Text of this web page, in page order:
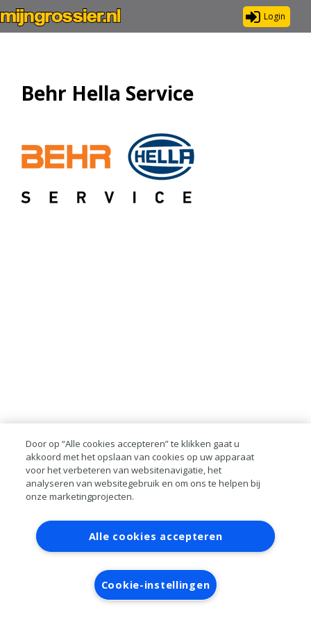
Login
Behr Hella Service
Contact Account aanvragen
Inloggen
RAI bestanden
Privacy
Algemene
voorwaarden
Verwerkersovereenkomst
Door op “Alle cookies accepteren” te klikken gaat u
akkoord met het opslaan van cookies op uw apparaat
voor het verbeteren van websitenavigatie, het
analyseren van websitegebruik en om ons te helpen bij
onze marketingprojecten.
Alle cookies accepteren
Cookie-instellingen